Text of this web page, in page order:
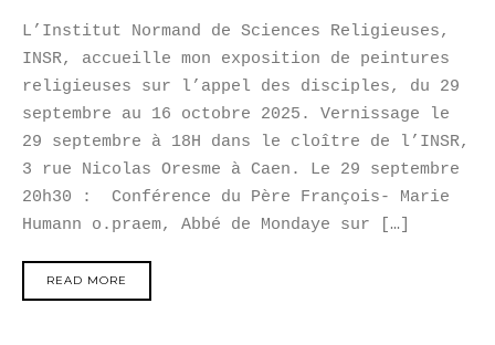
L’Institut Normand de Sciences Religieuses,
INSR, accueille mon exposition de peintures
religieuses sur l’appel des disciples, du 29
septembre au 16 octobre 2025. Vernissage le
29 septembre à 18H dans le cloître de l’INSR,
3 rue Nicolas Oresme à Caen. Le 29 septembre
20h30 : Conférence du Père François- Marie
Humann o.praem, Abbé de Mondaye sur […]
READ MORE